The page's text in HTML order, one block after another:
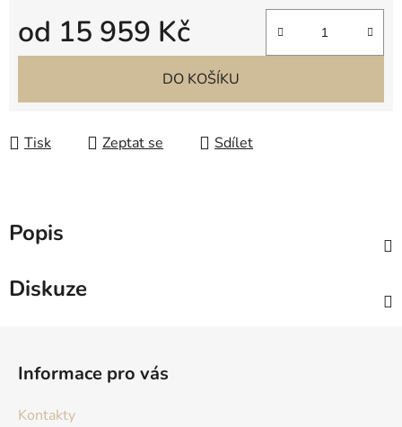
od 15 959 Kč
Měrná cena:
DO KOŠÍKU
Tisk Zeptat se Sdílet
Popis
Diskuze
Informace pro vás
Kontakty